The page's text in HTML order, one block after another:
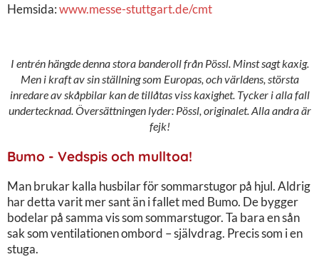
Hemsida:www.messe-stuttgart.de/cmt
I entrén hängde denna stora banderoll från Pössl. Minst sagt kaxig.
Men i kraft av sin ställning som Europas, och världens, största
inredare av skåpbilar kan de tillåtas viss kaxighet. Tycker i alla fall
undertecknad. Översättningen lyder: Pössl, originalet. Alla andra är
fejk!
Bumo - Vedspis och mulltoa!
Man brukar kalla husbilar för sommarstugor på hjul. Aldrig
har detta varit mer sant än i fallet med Bumo. De bygger
bodelar på samma vis som sommarstugor. Ta bara en sån
sak som ventilationen ombord – självdrag. Precis som i en
stuga.